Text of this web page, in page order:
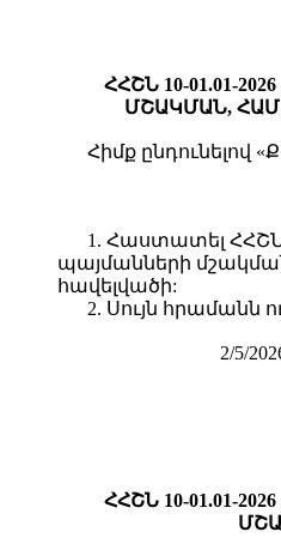
ՀՀՇՆ 10-01.01-
ՄՇԱԿՄԱՆ,
Հիմք ընդունելով
1. Հաստատել
պայմանների
հավելվածի:
2. Սույն
2/5/
ՀՀՇՆ 10-01.01-